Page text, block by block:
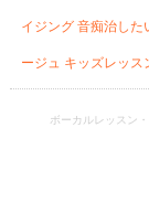
イジング 音痴治した
ージュ キッズレッス
ボーカルレッスン